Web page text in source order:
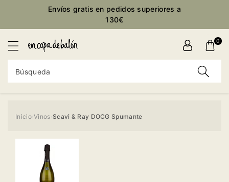
Envíos gratis en pedidos superiores a
130€
Búsqueda
0
Inicio›Vinos Scavi & Ray DOCG Spumante
producto